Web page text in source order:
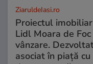
ZiaruldeIasi.ro
Proiectul
Lidl Moara de
vânzare.
asociat în piață